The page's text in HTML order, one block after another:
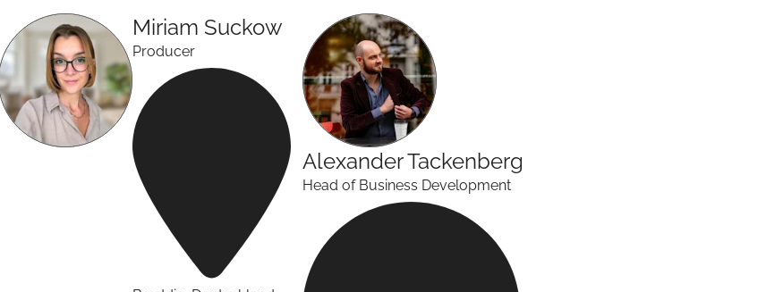
Miriam Suckow
Producer
AlexanderTackenberg
Head of Business Development